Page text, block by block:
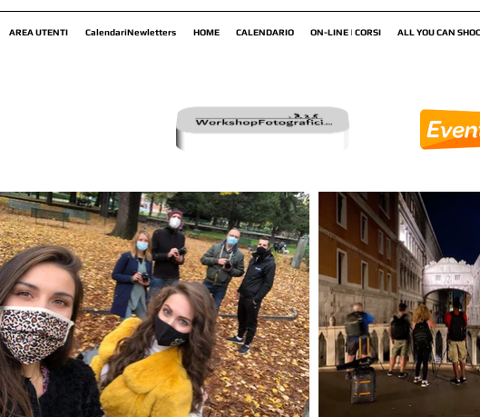
AREA UTENTI CalendariNewletters HOME CALENDARIO ON-LINE | CORSI ALL YOU CAN